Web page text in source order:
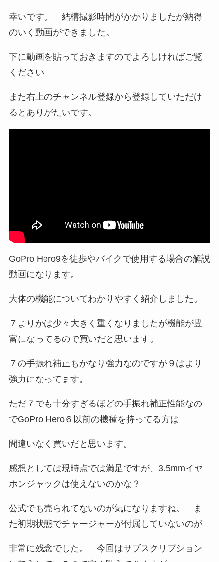
幸いです。 結構撮影時間がかかりましたが納得
のいく動画ができました。
下に動画を貼っておきますのでよろしければご覧
ください
また右上のチャンネル登録から登録していただけ
るとありがたいです。
GoPro Hero9を徒歩やバイクで使用する場合の解説
動画になります。
大体の機能についてわかりやすく紹介しました。
７よりかは少々大きく重くなりましたが機能が豊
富になってるので買いだと思います。
７の手振れ補正もかなり強力なのですが９はより
強力になってます。
ただ７でも十分すぎるほどの手振れ補正性能なの
でGoPro Hero６以前の機種を持ってる方は
間違いなく買いだと思います。
感想としては現時点では満足ですが、3.5mmイヤ
ホンジャックは使えないのかな？
公式でも売られてないのが気になりますね。 ま
た初期状態でチャージャーが付属していないのが
非常に残念でした。 今回はサブスクリプション